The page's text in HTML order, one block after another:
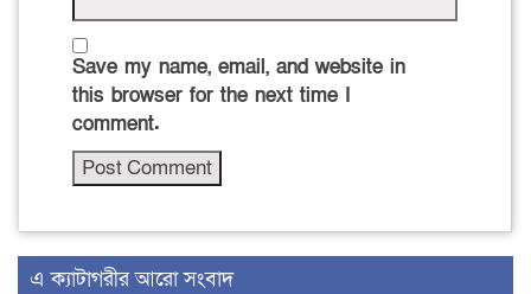
Save my name, email, and website in
this browser for the next time I
comment.
এ ক্যাটাগরীর আরো সংবাদ